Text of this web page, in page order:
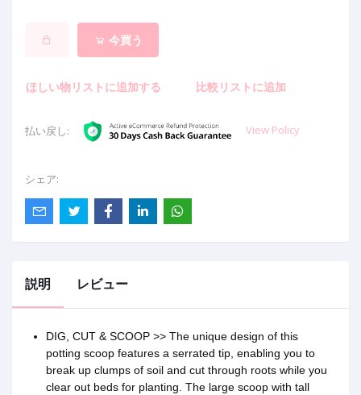
今買う
ほしい物リストに追加する 比較リストに追加
払い戻し: View Policy
シェア:
説明 レビュー
DIG, CUT & SCOOP >> The unique design of this
potting scoop features a serrated tip, enabling you to
break up clumps of soil and cut through roots while you
clear out beds for planting. The large scoop with tall